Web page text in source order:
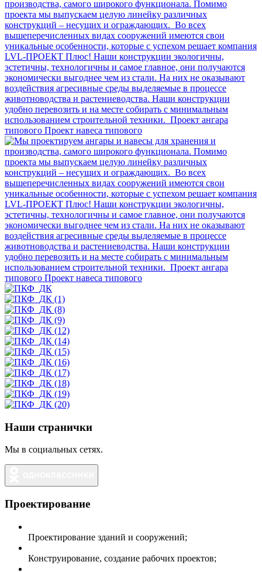
Наши странички
Мы в социальных сетях.
Проектирование
Проектирование зданий и сооружений;
Конструирование, создание рабочих проектов;